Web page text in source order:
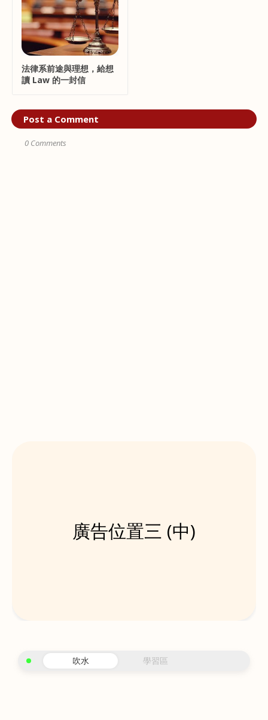
法律系前途與理想，給想
讀 Law 的一封信
Post a Comment
0 Comments
廣告位置三 (中)
吹水 學習區